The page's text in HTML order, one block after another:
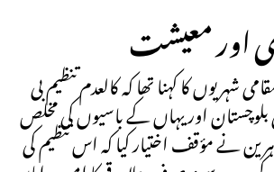
اور معیشت
شہریوں کا کہنا تھا کہ کالعدم تنظیم بی
اور یہاں کے باسیوں کی مخلص
نے مؤقف اختیار کیا کہ اس تنظیم کی